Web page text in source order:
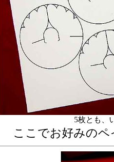
5枚とも、
ここでお好みの